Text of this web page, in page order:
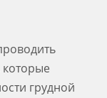
грудной